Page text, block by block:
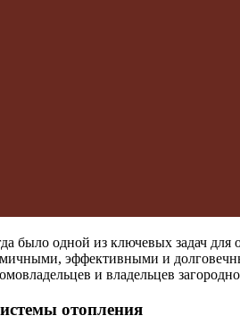
было одной из ключевых задач
эффективными и
и владельцев
отопления